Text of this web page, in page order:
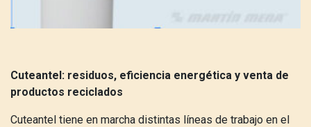
Cuteantel: residuos, eficiencia energética y venta de
productos reciclados
Cuteantel tiene en marcha distintas líneas de trabajo en el